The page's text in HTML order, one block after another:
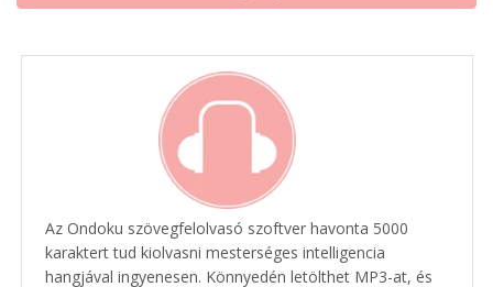
Az Ondoku szövegfelolvasó szoftver havonta 5000
karaktert tud kiolvasni mesterséges intelligencia
hangjával ingyenesen. Könnyedén letölthet MP3-at, és